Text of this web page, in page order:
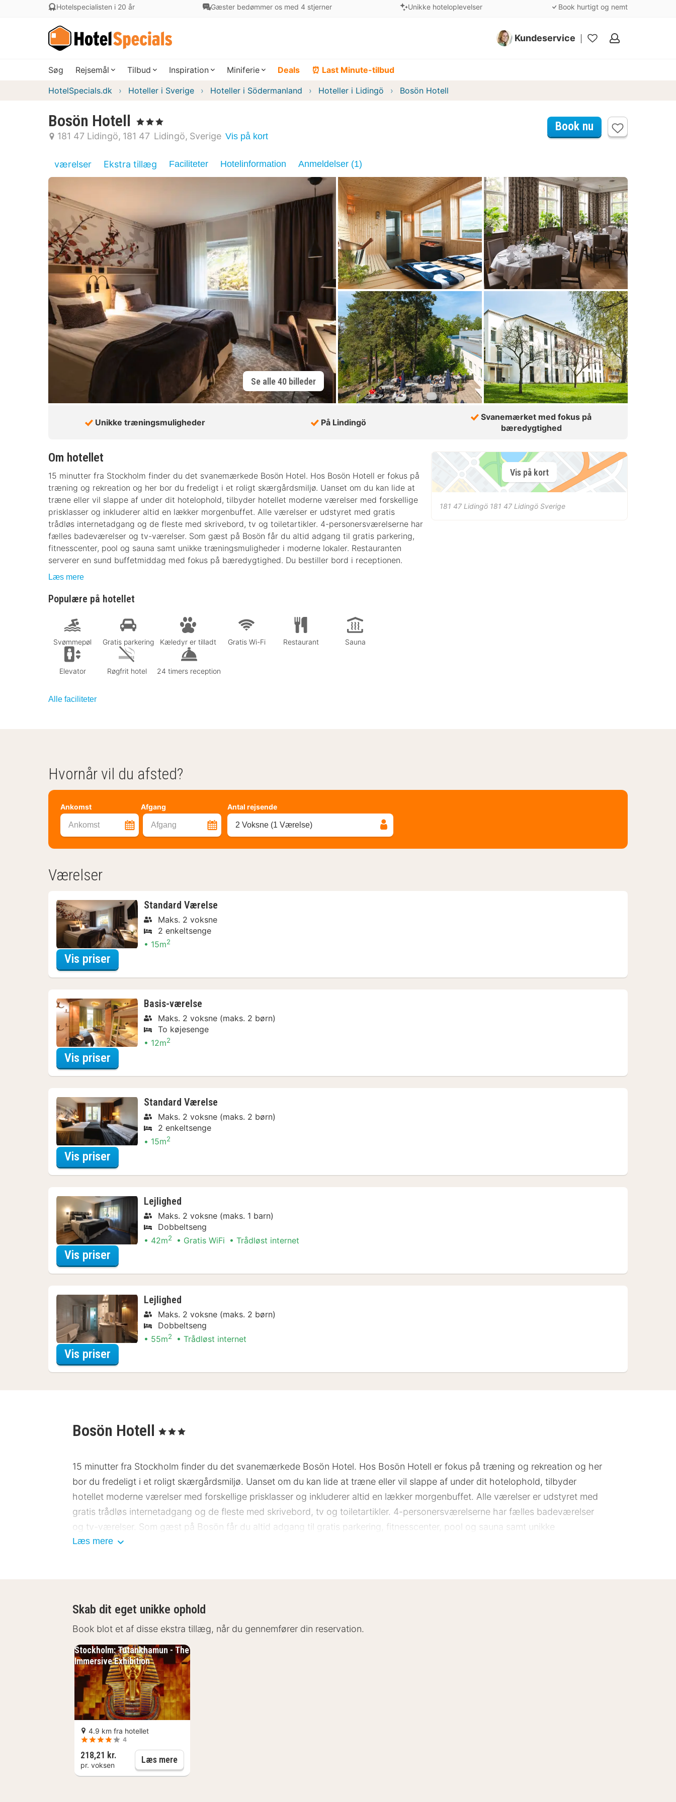
Hotelspecialisten i 20 år Gæster bedømmer os med 4 stjerner Unikke hoteloplevelser Book hurtigt og nemt
Kundeservice
Mine
Søg Rejsemål Tilbud Inspiration Miniferie Deals ⏰ Last Minute-tilbud
HotelSpecials.dk Hoteller i Sverige Hoteller i Södermanland Hoteller i Lidingö Bosön Hotell
Bosön Hotell , 3 Stjerner
181 47 Lidingö 181 47 Lidingö Sverige Vis på kort
Book nu
værelser Ekstra tillæg Faciliteter Hotelinformation Anmeldelser (1)
Se alle 40 billeder
Unikke træningsmuligheder På Lindingö
Svanemærket med fokus på
bæredygtighed
Om hotellet
15 minutter fra Stockholm finder du det svanemærkede Bosön Hotel. Hos Bosön Hotell er fokus på
træning og rekreation og her bor du fredeligt i et roligt skærgårdsmiljø. Uanset om du kan lide at
træne eller vil slappe af under dit hotelophold, tilbyder hotellet moderne værelser med forskellige
prisklasser og inkluderer altid en lækker morgenbuffet. Alle værelser er udstyret med gratis
trådløs internetadgang og de fleste med skrivebord, tv og toiletartikler. 4-personersværelserne har
fælles badeværelser og tv-værelser. Som gæst på Bosön får du altid adgang til gratis parkering,
fitnesscenter, pool og sauna samt unikke træningsmuligheder i moderne lokaler. Restauranten
serverer en sund buffetmiddag med fokus på bæredygtighed. Du bestiller bord i receptionen.
Læs mere
Populære på hotellet
Svømmepøl Gratis parkering Kæledyr er tilladt Gratis Wi-Fi Restaurant Sauna
Elevator Røgfrit hotel 24 timers reception
Alle faciliteter
Vis på kort
181 47 Lidingö 181 47 Lidingö Sverige
Hvornår vil du afsted?
Ankomst Afgang
Ankomst Afgang
Antal rejsende
2 Voksne (1 Værelse)
Værelser
Standard Værelse
Maks. 2 voksne
2 enkeltsenge
15m2
Vis priser
Basis-værelse
Maks. 2 voksne (maks. 2 børn)
To køjesenge
12m2
Vis priser
Standard Værelse
Maks. 2 voksne (maks. 2 børn)
2 enkeltsenge
15m2
Vis priser
Lejlighed
Maks. 2 voksne (maks. 1 barn)
Dobbeltseng
42m2 Gratis WiFi Trådløst internet
Vis priser
Lejlighed
Maks. 2 voksne (maks. 2 børn)
Dobbeltseng
55m2 Trådløst internet
Vis priser
Bosön Hotell , 3 Stjerner
15 minutter fra Stockholm finder du det svanemærkede Bosön Hotel. Hos Bosön Hotell er fokus på træning og rekreation og her
bor du fredeligt i et roligt skærgårdsmiljø. Uanset om du kan lide at træne eller vil slappe af under dit hotelophold, tilbyder
hotellet moderne værelser med forskellige prisklasser og inkluderer altid en lækker morgenbuffet. Alle værelser er udstyret med
gratis trådløs internetadgang og de fleste med skrivebord, tv og toiletartikler. 4-personersværelserne har fælles badeværelser
og tv-værelser. Som gæst på Bosön får du altid adgang til gratis parkering, fitnesscenter, pool og sauna samt unikke
træningsmuligheder i moderne lokaler. Restauranten serverer en sund buffetmiddag med fokus på bæredygtighed. Du bestiller
Beskrivelsen af ​​hotellet er automatisk oversat af Google Translate
Læs mere
Skab dit eget unikke ophold
Book blot et af disse ekstra tillæg, når du gennemfører din reservation.
Stockholm: Tutankhamun - The
Immersive Exhibition
4.9 km fra hotellet
4
218,21 kr.
pr. voksen
Læs mereStockholm: Tutankhamun - The Immersive Exhibition